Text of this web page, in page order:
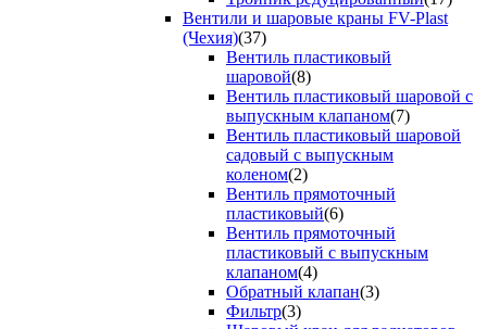
Вентили и шаровые краны FV-Plast
(Чехия)(37)
Вентиль пластиковый
шаровой(8)
Вентиль пластиковый шаровой с
выпускным клапаном(7)
Вентиль пластиковый шаровой
садовый с выпускным
коленом(2)
Вентиль прямоточный
пластиковый(6)
Вентиль прямоточный
пластиковый с выпускным
клапаном(4)
Обратный клапан(3)
Фильтр(3)